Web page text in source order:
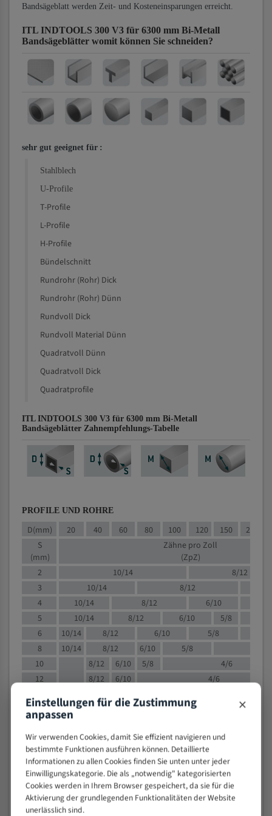
Bandsägeblatt werden Zeit- und Kosteneinsparungen erreicht.
ITL INDTOOLS 300 V3 für 6300 mm Bi-Metall
Bandsägeblätter womit können Sie schneiden?
sehr gut geeignet für :
Stahlblech
U-Profile
T-Profile
L-Profile
H-Profile
Bündelschnitt
Rundrohr (Rohr) Dick
Rundrohr (Rohr) Dünn
Rundvoll Dick
Rundvoll Material Dünn
Quadratvoll Dünn
Quadratvoll Dick
Quadratprofile
ITL INDTOOLS 300 V3 für 6300 mm Bi-Metall
Bandsägeblätter Zahnempfehlungs-Tabelle
PROFILE UND ROHRE
D(mm) 20 40 60 80 100 120 150 200
S
(mm)
Zähne pro Zoll
(ZpZ)
2
10/14
8/12
3
10/14 8/12
4
10/14 8/12 6/10
5
10/14 8/12 6/10
5/8
6
10/14 8/12 6/10
5/8
8
10/14 8/12 6/10 5/8
10
8/12 6/10 5/8
4/6
12
8/12 6/10
4/6
8/12 6/10
20
4/6
30
50
4/5
80
> 100
VOLLMATERIAL
Einstellungen für die Zustimmung
anpassen ×
Wir verwenden Cookies, damit Sie effizient navigieren und
bestimmte Funktionen ausführen können. Detaillierte
Informationen zu allen Cookies finden Sie unten unter jeder
Einwilligungskategorie. Die als „notwendig" kategorisierten
Cookies werden in Ihrem Browser gespeichert, da sie für die
Aktivierung der grundlegenden Funktionalitäten der Website
unerlässlich sind.